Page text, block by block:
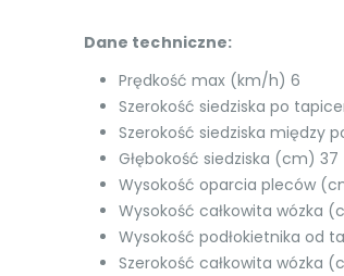
Dane techniczne:
Prędkość max (km/h) 6
Szerokość siedziska po
Szerokość siedziska między
Głębokość siedziska (cm) 37
Wysokość oparcia pleców
Wysokość całkowita wózka
Wysokość podłokietnika od
Szerokość całkowita wózka